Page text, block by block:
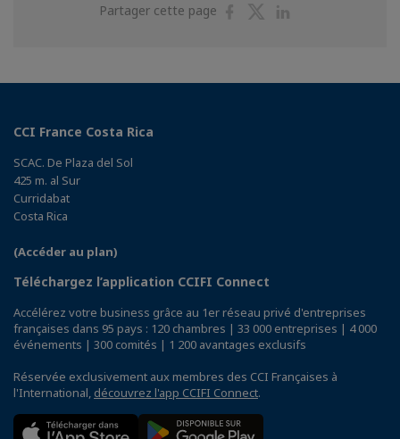
Partager cette page
PartagerPartager
CCI France Costa Rica
SCAC. De Plaza del Sol
425 m. al Sur
Curridabat
Costa Rica
(Accéder au plan)
Téléchargez l’application CCIFI Connect
Accélérez votre business grâce au 1er réseau privé d'entreprises
françaises dans 95 pays : 120 chambres | 33 000 entreprises | 4 000
événements | 300 comités | 1 200 avantages exclusifs
Réservée exclusivement aux membres des CCI Françaises à
l'International, découvrez l'app CCIFI Connect.